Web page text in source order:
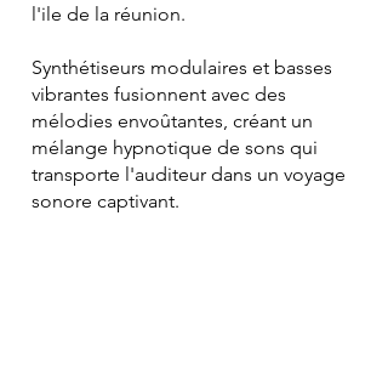
l'ile de la réunion.
Synthétiseurs modulaires et basses
vibrantes fusionnent avec des
mélodies envoûtantes, créant un
mélange hypnotique de sons qui
transporte l'auditeur dans un voyage
sonore captivant.